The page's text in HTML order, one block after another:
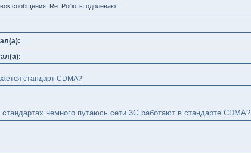
сообщения: Re: Роботы одолевают
стандарт CDMA?
стандартах немного путаюсь сети 3G работают в стандарте CDMA?